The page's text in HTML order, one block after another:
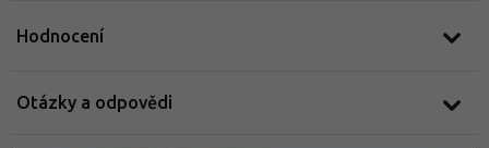
Hodnocení
Otázky a odpovědi